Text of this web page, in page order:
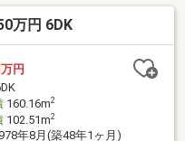
キリします。道路が南側
です。
万円 6DK
万円
160.16m2
102.51m2
年8月(築48年1ヶ月)